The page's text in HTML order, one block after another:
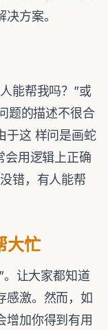
方案。
能帮我吗？”或
题的描述不很合
于这 样问是画蛇
会用逻辑上正确
错，有人能帮
大忙
。让大家都知道
感激。然而，如
增加你得到有用